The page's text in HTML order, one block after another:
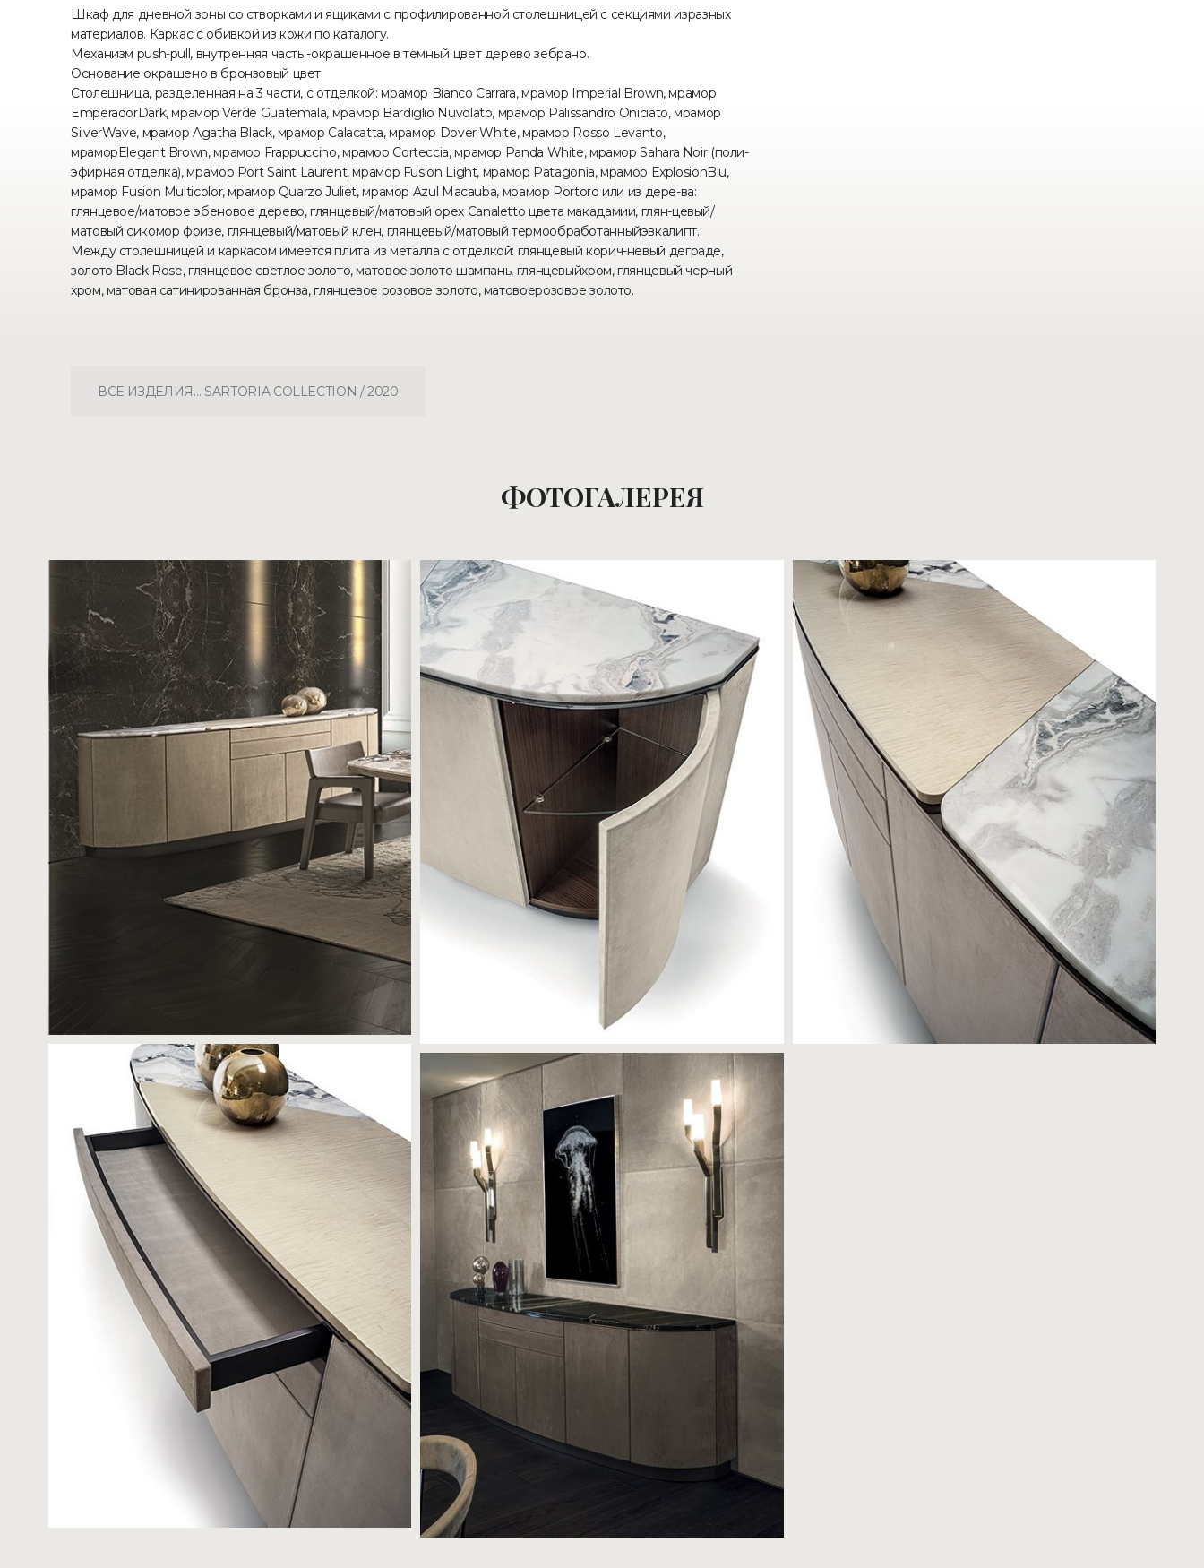
Шкаф для дневной зоны со створками и ящиками с профилированной столешницей с секциями изразных
материалов. Каркас с обивкой из кожи по каталогу.
Механизм push-pull, внутренняя часть -окрашенное в темный цвет дерево зебрано.
Основание окрашено в бронзовый цвет.
Столешница, разделенная на 3 части, с отделкой: мрамор Bianco Carrara, мрамор Imperial Brown, мрамор
EmperadorDark, мрамор Verde Guatemala, мрамор Bardiglio Nuvolato, мрамор Palissandro Oniciato, мрамор
SilverWave, мрамор Agatha Black, мрамор Calacatta, мрамор Dover White, мрамор Rosso Levanto,
мраморElegant Brown, мрамор Frappuccino, мрамор Corteccia, мрамор Panda White, мрамор Sahara Noir (поли-
эфирная отделка), мрамор Port Saint Laurent, мрамор Fusion Light, мрамор Patagonia, мрамор ExplosionBlu,
мрамор Fusion Multicolor, мрамор Quarzo Juliet, мрамор Azul Macauba, мрамор Portoro или из дере-ва:
глянцевое/матовое эбеновое дерево, глянцевый/матовый орех Canaletto цвета макадамии, глян-цевый/
матовый сикомор фризе, глянцевый/матовый клен, глянцевый/матовый термообработанныйэвкалипт.
Между столешницей и каркасом имеется плита из металла с отделкой: глянцевый корич-невый деграде,
золото Black Rose, глянцевое светлое золото, матовое золото шампань, глянцевыйхром, глянцевый черный
хром, матовая сатинированная бронза, глянцевое розовое золото, матовоерозовое золото.
ВСЕ ИЗДЕЛИЯ… SARTORIA COLLECTION / 2020
ФОТОГАЛЕРЕЯ